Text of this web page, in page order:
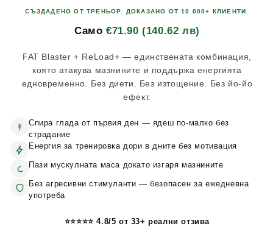
модален
СЪЗДАДЕНО ОТ ТРЕНЬОР. ДОКАЗАНО ОТ 10 000+ КЛИЕНТИ.
Само€71.90 (140.62 лв)
FAT Blaster + ReLoad+ — единствената комбинация,
която атакува мазнините и поддържа енергията
едновременно. Без диети. Без изтощение. Без йо-йо
ефект.
Спира глада от първия ден — ядеш по-малко без
страдание
Енергия за тренировка дори в дните без мотивация
Пази мускулната маса докато изгаря мазнините
Без агресивни стимуланти — безопасен за ежедневна
употреба
⭐⭐⭐⭐⭐ 4.8/5 от 33+ реални отзива